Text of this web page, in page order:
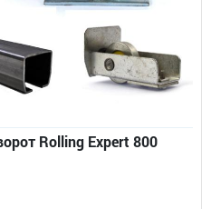
Rolling Expert 800